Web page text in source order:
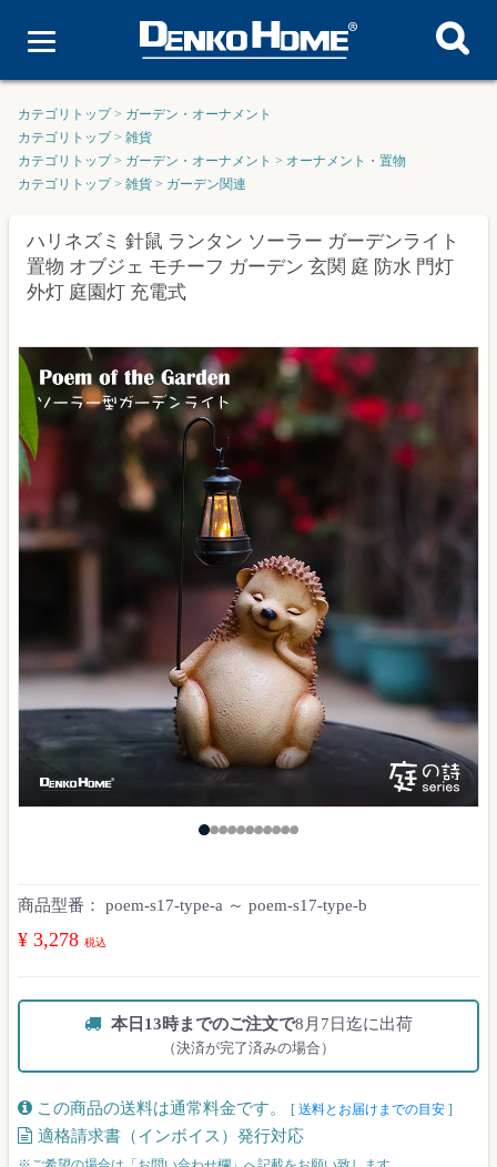
カテゴリトップ > ガーデン・オーナメント
カテゴリトップ > 雑貨
カテゴリトップ > ガーデン・オーナメント > オーナメント・置物
カテゴリトップ > 雑貨 > ガーデン関連
ハリネズミ 針鼠 ランタン ソーラー ガーデンライト
置物 オブジェ モチーフ ガーデン 玄関 庭 防水 門灯
外灯 庭園灯 充電式
商品型番： poem-s17-type-a ～ poem-s17-type-b
¥ 3,278 税込
本日13時までのご注文で8月7日迄に出荷
（決済が完了済みの場合）
この商品の送料は通常料金です。 [ 送料とお届けまでの目安 ]
適格請求書（インボイス）発行対応